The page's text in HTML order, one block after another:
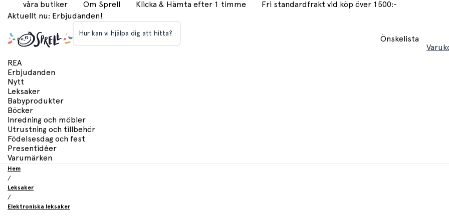
våra butiker Om Sprell Klicka & Hämta efter 1 timme
Fri standardfrakt vid köp över 1500:-
Aktuellt nu: Erbjudanden!
Hur kan vi hjälpa dig att hitta?
Önskelista
REA
Erbjudanden
Nytt
Leksaker
Babyprodukter
Böcker
Inredning och möbler
Utrustning och tillbehör
Födelsesdag och fest
Presentidéer
Varumärken
Hem
/
Leksaker
/
Elektroniska leksaker